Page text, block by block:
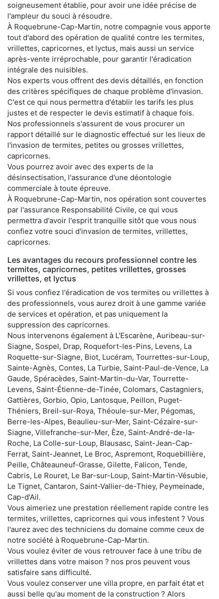
soigneusement établie, pour avoir une idée précise de
l'ampleur du souci à résoudre.
À Roquebrune-Cap-Martin, notre compagnie vous apporte
tout d'abord des opération de qualité contre les termites,
vrillettes, capricornes, et lyctus, mais aussi un service
après-vente irréprochable, pour garantir l'éradication
intégrale des nuisibles.
Nos experts vous offrent des devis détaillés, en fonction
des critères spécifiques de chaque problème d'invasion.
C'est ce qui nous permettra d'établir les tarifs les plus
justes et de respecter le devis estimatif à chaque fois.
Nos professionnels s'assurent de vous procurer un
rapport détaillé sur le diagnostic effectué sur les lieux de
l'invasion de termites, petites ou grosses vrillettes,
capricornes.
Vous pourrez avoir avec des experts de la
désinsectisation, l'assurance d'une déontologie
commerciale à toute épreuve.
À Roquebrune-Cap-Martin, nos opération sont couvertes
par l'assurance Responsabilité Civile, ce qui vous
permettra d'avoir l'esprit tranquille sitôt que vous nous
confiez votre souci d'invasion de termites, vrillettes,
capricornes.
Les avantages du recours professionnel contre les
termites, capricornes, petites vrillettes, grosses
vrillettes, et lyctus
Si vous confiez l'éradication de vos termites ou vrillettes à
des professionnels, vous aurez droit à une gamme variée
de services et opération, et pas uniquement la
suppression des capricornes.
Nous intervenons également à L'Escarène, Auribeau-sur-
Siagne, Sospel, Drap, Roquefort-les-Pins, Levens, La
Roquette-sur-Siagne, Biot, Lucéram, Tourrettes-sur-Loup,
Sainte-Agnès, Contes, La Turbie, Saint-Paul-de-Vence, La
Gaude, Spéracèdes, Saint-Martin-du-Var, Tourrette-
Levens, Saint-Étienne-de-Tinée, Colomars, Castagniers,
Gattières, Gorbio, Opio, Lantosque, Peillon, Puget-
Théniers, Breil-sur-Roya, Théoule-sur-Mer, Pégomas,
Berre-les-Alpes, Beaulieu-sur-Mer, Saint-Cézaire-sur-
Siagne, Villefranche-sur-Mer, Èze, Saint-André-de-la-
Roche, La Colle-sur-Loup, Blausasc, Saint-Jean-Cap-
Ferrat, Saint-Jeannet, Le Broc, Aspremont, Roquebillière,
Peille, Châteauneuf-Grasse, Gilette, Falicon, Tende,
Cabris, Le Rouret, Le Bar-sur-Loup, Saint-Martin-Vésubie,
Le Tignet, Cantaron, Saint-Vallier-de-Thiey, Peymeinade,
Cap-d'Ail.
Vous aimeriez une prestation réellement rapide contre les
termites, vrillettes, capricornes qui vous infestent ? Vous
l'aurez avec des techniciens du domaine comme ceux de
notre société à Roquebrune-Cap-Martin.
Vous voulez éviter de vous retrouver face à une tribu de
vrillettes dans votre maison ? nos pros peuvent vous
satisfaire sans difficulté.
Vous voulez conserver une villa propre, en parfait état et
aussi belle qu'au moment de la construction ? Alors